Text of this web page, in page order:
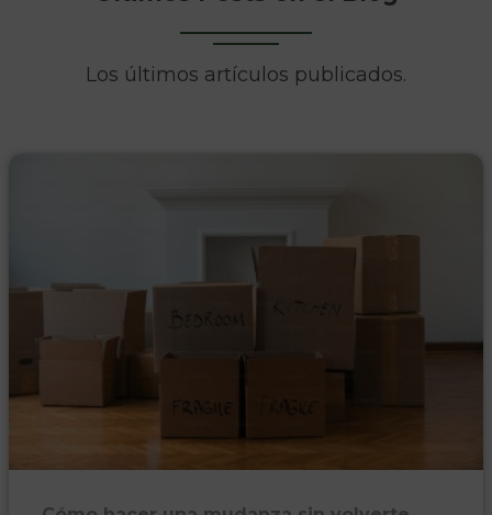
Los últimos artículos publicados.